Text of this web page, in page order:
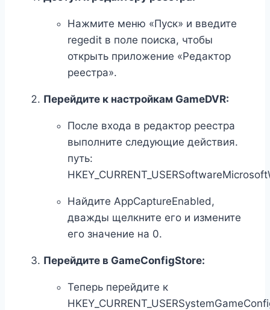
Нажмите меню «Пуск» и введите
regedit в поле поиска, чтобы
открыть приложение «Редактор
реестра».
Перейдите к настройкам GameDVR:
После входа в редактор реестра
выполните следующие действия.
путь:
Найдите AppCaptureEnabled,
дважды щелкните его и измените
его значение на 0.
Перейдите в GameConfigStore:
Теперь перейдите к